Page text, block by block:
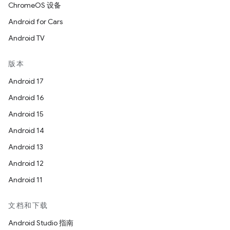
ChromeOS 设备
Android for Cars
Android TV
版本
Android 17
Android 16
Android 15
Android 14
Android 13
Android 12
Android 11
文档和下载
Android Studio 指南